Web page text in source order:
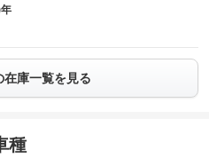
在庫一覧を見る
種